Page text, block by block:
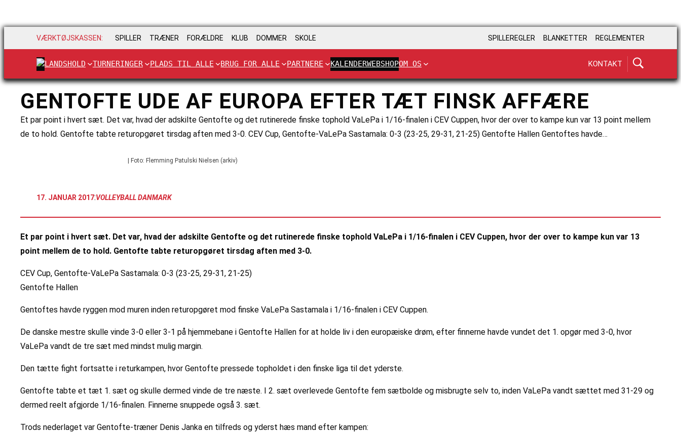
VÆRKTØJSKASSEN: SPILLER TRÆNER FORÆLDRE KLUB DOMMER SKOLE SPILLEREGLER BLANKETTER REGLEMENTER
LANDSHOLD TURNERINGER PLADS TIL ALLE BRUG FOR ALLE PARTNERE KALENDERWEBSHOPOM OS KONTAKT
GENTOFTE UDE AF EUROPA EFTER TÆT FINSK AFFÆRE
Et par point i hvert sæt. Det var, hvad der adskilte Gentofte og det rutinerede finske tophold VaLePa i 1/16-finalen i CEV Cuppen, hvor der over to kampe kun var 13 point mellem
de to hold. Gentofte tabte returopgøret tirsdag aften med 3-0. CEV Cup, Gentofte-VaLePa Sastamala: 0-3 (23-25, 29-31, 21-25) Gentofte Hallen Gentoftes havde…
| Foto: Flemming Patulski Nielsen (arkiv)
17. JANUAR 2017:VOLLEYBALL DANMARK
Et par point i hvert sæt. Det var, hvad der adskilte Gentofte og det rutinerede finske tophold VaLePa i 1/16-finalen i CEV Cuppen, hvor der over to kampe kun var 13
point mellem de to hold. Gentofte tabte returopgøret tirsdag aften med 3-0.
CEV Cup, Gentofte-VaLePa Sastamala: 0-3 (23-25, 29-31, 21-25)
Gentofte Hallen
Gentoftes havde ryggen mod muren inden returopgøret mod finske VaLePa Sastamala i 1/16-finalen i CEV Cuppen.
De danske mestre skulle vinde 3-0 eller 3-1 på hjemmebane i Gentofte Hallen for at holde liv i den europæiske drøm, efter finnerne havde vundet det 1. opgør med 3-0, hvor
VaLePa vandt de tre sæt med mindst mulig margin.
Den tætte fight fortsatte i returkampen, hvor Gentofte pressede topholdet i den finske liga til det yderste.
Gentofte tabte et tæt 1. sæt og skulle dermed vinde de tre næste. I 2. sæt overlevede Gentofte fem sætbolde og misbrugte selv to, inden VaLePa vandt sættet med 31-29 og
dermed reelt afgjorde 1/16-finalen. Finnerne snuppede også 3. sæt.
Trods nederlaget var Gentofte-træner Denis Janka en tilfreds og yderst hæs mand efter kampen: